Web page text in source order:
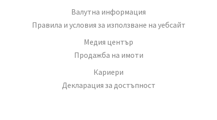
Валутна информация
Правила и условия за използване на уебсайт
Медия център
Продажба на имоти
Кариери
Декларация за достъпност